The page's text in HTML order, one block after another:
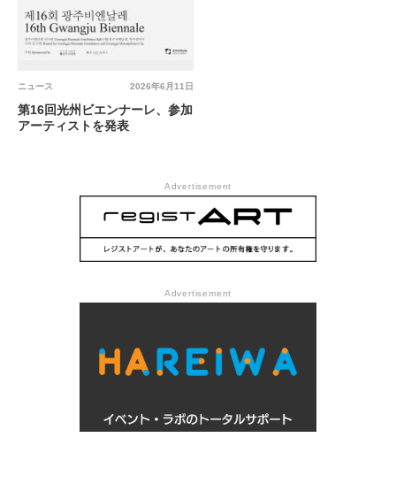
2026年6月11日
ニュース
第16回光州ビエンナーレ、参加
アーティストを発表
Advertisement
Advertisement